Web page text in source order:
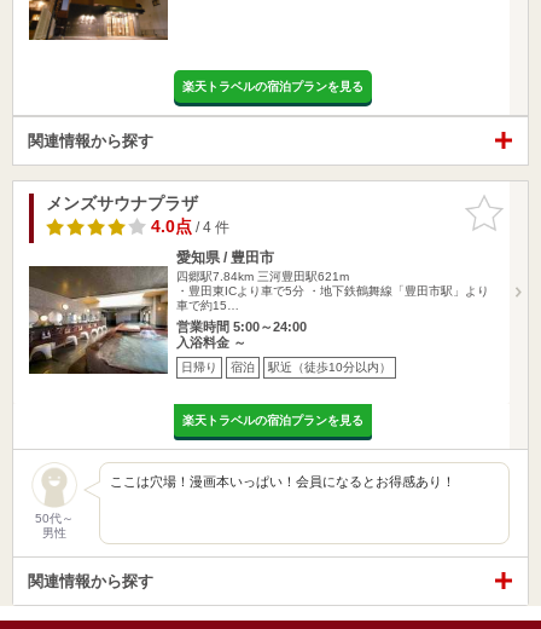
楽天トラベルの宿泊プランを見る
関連情報から探す
お気に入
りに追加
メンズサウナプラザ
4.0点/ 4 件
愛知県 / 豊田市
四郷駅7.84km 三河豊田駅621m
・豊田東ICより車で5分 ・地下鉄鶴舞線「豊田市駅」より
車で約15…
営業時間 5:00～24:00
入浴料金 ～
日帰り 宿泊 駅近（徒歩10分以内）
楽天トラベルの宿泊プランを見る
50代～
男性
ここは穴場！漫画本いっぱい！会員になるとお得感あり！
関連情報から探す